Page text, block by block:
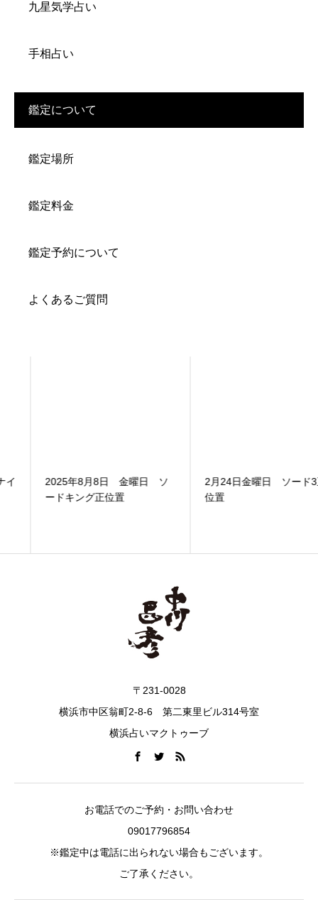
九星気学占い
手相占い
鑑定について
鑑定場所
鑑定料金
鑑定予約について
よくあるご質問
2025年8月8日 金曜日 ソ
ードキング正位置
2月24日金曜日 ソード3正
〒231-0028
横浜市中区翁町2-8-6 第二東里ビル314号室
横浜占いマクトゥーブ
お電話でのご予約・お問い合わせ
09017796854
※鑑定中は電話に出られない場合もございます。
ご了承ください。